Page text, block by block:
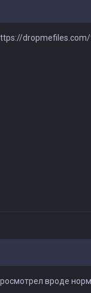
dropmefiles.com/
вроде